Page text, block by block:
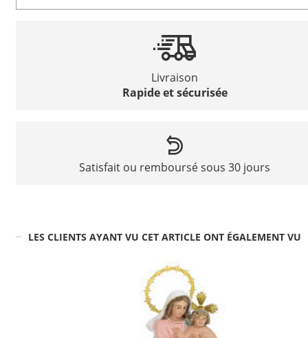
Livraison
Rapide et sécurisée
Satisfait ou remboursé sous 30 jours
LES CLIENTS AYANT VU CET ARTICLE ONT ÉGALEMENT VU